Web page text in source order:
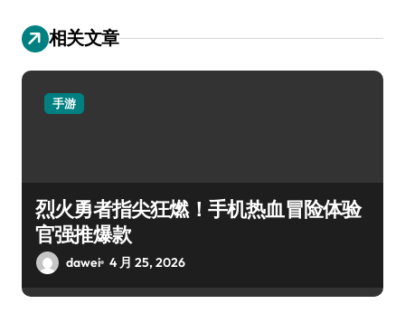
相关文章
手游
烈火勇者指尖狂燃！手机热血冒险体验
官强推爆款
dawei 4 月 25, 2026